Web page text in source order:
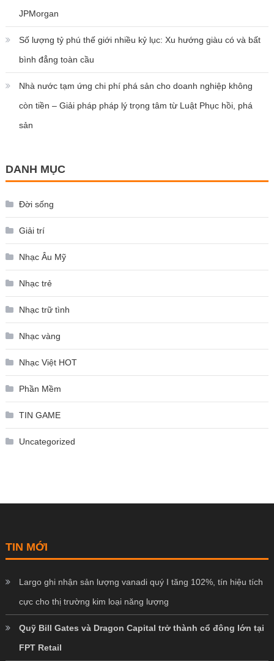
JPMorgan
Số lượng tỷ phú thế giới nhiều kỷ lục: Xu hướng giàu có và bất
bình đẳng toàn cầu
Nhà nước tạm ứng chi phí phá sản cho doanh nghiệp không
còn tiền – Giải pháp pháp lý trọng tâm từ Luật Phục hồi, phá
sản
DANH MỤC
Đời sống
Giải trí
Nhạc Âu Mỹ
Nhạc trẻ
Nhạc trữ tình
Nhạc vàng
Nhạc Việt HOT
Phần Mềm
TIN GAME
Uncategorized
TIN MỚI
Largo ghi nhận sản lượng vanadi quý I tăng 102%, tín hiệu tích
cực cho thị trường kim loại năng lượng
Quỹ Bill Gates và Dragon Capital trở thành cổ đông lớn tại
FPT Retail